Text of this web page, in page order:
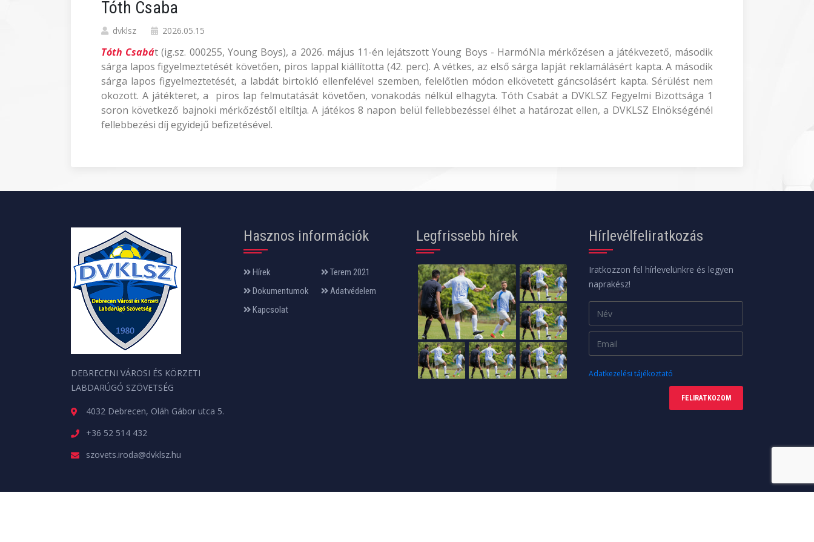
Tóth Csaba
dvklsz 2026.05.15
Tóth Csabát (ig.sz. 000255, Young Boys), a 2026. május 11-én lejátszott Young Boys - HarmóNIa mérkőzésen a játékvezető, második
sárga lapos figyelmeztetését követően, piros lappal kiállította (42. perc). A vétkes, az első sárga lapját reklamálásért kapta. A második
sárga lapos figyelmeztetését, a labdát birtokló ellenfelével szemben, felelőtlen módon elkövetett gáncsolásért kapta. Sérülést nem
okozott. A játékteret, a piros lap felmutatását követően, vonakodás nélkül elhagyta. Tóth Csabát a DVKLSZ Fegyelmi Bizottsága 1
soron következő bajnoki mérkőzéstől eltíltja. A játékos 8 napon belül fellebbezéssel élhet a határozat ellen, a DVKLSZ Elnökségénél
fellebbezési díj egyidejű befizetésével.
DEBRECENI VÁROSI ÉS KÖRZETI
LABDARÚGÓ SZÖVETSÉG
4032 Debrecen, Oláh Gábor utca 5.
+36 52 514 432
szovets.iroda@dvklsz.hu
Hasznos információk
Hírek
Terem 2021
Dokumentumok
Adatvédelem
Kapcsolat
Legfrissebb hírek Hírlevélfeliratkozás
Iratkozzon fel hírlevelünkre és legyen
naprakész!
Adatkezelési tájékoztató
FELIRATKOZOM